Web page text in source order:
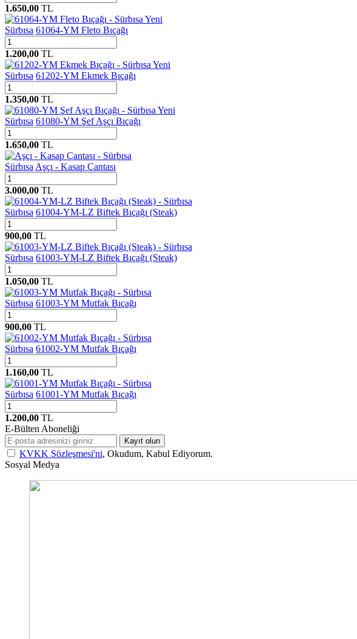
1.650,00 TL
Yeni
Sürbısa 61064-YM Fleto Bıçağı
1.200,00 TL
Yeni
Sürbısa 61202-YM Ekmek Bıçağı
1.350,00 TL
Yeni
Sürbısa 61080-YM Şef Aşçı Bıçağı
1.650,00 TL
Sürbısa Aşçı - Kasap Çantası
3.000,00 TL
Sürbısa 61004-YM-LZ Biftek Bıçağı (Steak)
900,00 TL
Sürbısa 61003-YM-LZ Biftek Bıçağı (Steak)
1.050,00 TL
Sürbısa 61003-YM Mutfak Bıçağı
900,00 TL
Sürbısa 61002-YM Mutfak Bıçağı
1.160,00 TL
Sürbısa 61001-YM Mutfak Bıçağı
1.200,00 TL
E-Bülten Aboneliği
Kayıt olun
KVKK Sözleşmesi'ni, Okudum, Kabul Ediyorum.
Sosyal Medya